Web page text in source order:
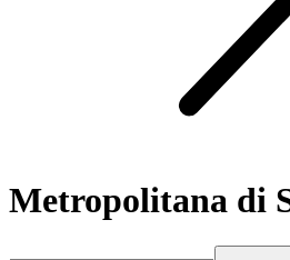
Metropolitana di